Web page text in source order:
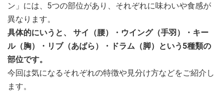
ン」には、5つの部位があり、それぞれに味わいや食感が
異なります。
具体的にいうと、
サイ（腰）・ウイング（手羽）・キー
ル（胸）・リブ（あばら）・ドラム（脚）という5種類の
部位です。
今回は気になるそれぞれの特徴や見分け方などをご紹介し
ます。